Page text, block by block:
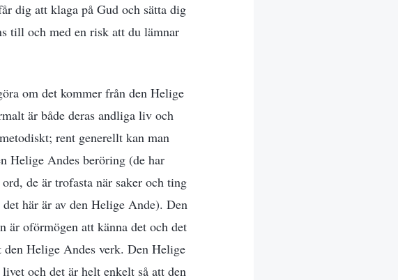
dig att klaga på Gud och sätta dig
till och med en risk att du lämnar
om det kommer från den Helige
är både deras andliga liv och
rent generellt kan man
Helige Andes beröring (de har
de är trofasta när saker och ting
här är av den Helige Ande). Den
är oförmögen att känna det och det
den Helige Andes verk. Den Helige
och det är helt enkelt så att den